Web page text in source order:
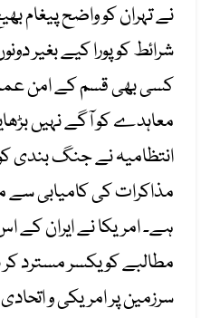
نے تہران کو واضح پیغام
شرائط کو پورا کیے بغیر
کسی بھی قسم کے امن
معاہدے کو آگے نہیں
انتظامیہ نے جنگ بندی
مذاکرات کی کامیابی سے
ہے۔ امریکا نے ایران کے
مطالبے کو یکسر مسترد
سرزمین پر امریکی و